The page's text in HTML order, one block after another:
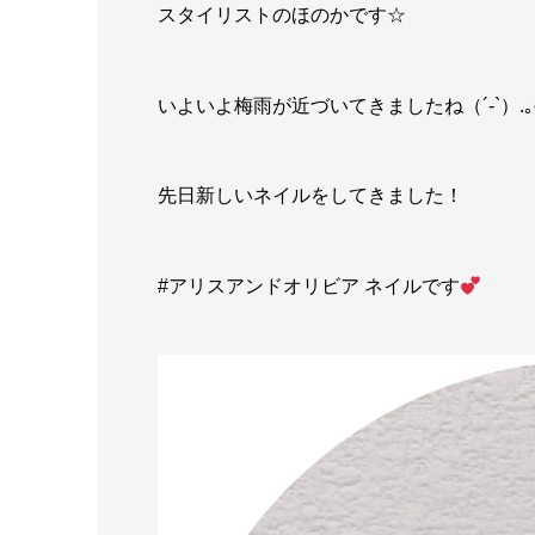
スタイリストのほのかです☆
いよいよ梅雨が近づいてきましたね（´-`）.
先日新しいネイルをしてきました！
#アリスアンドオリビア ネイルです